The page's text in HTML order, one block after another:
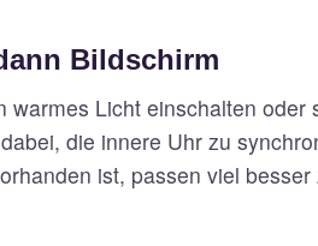
Bildschirm
warmes Licht einschalten
die innere Uhr zu
ist, passen viel